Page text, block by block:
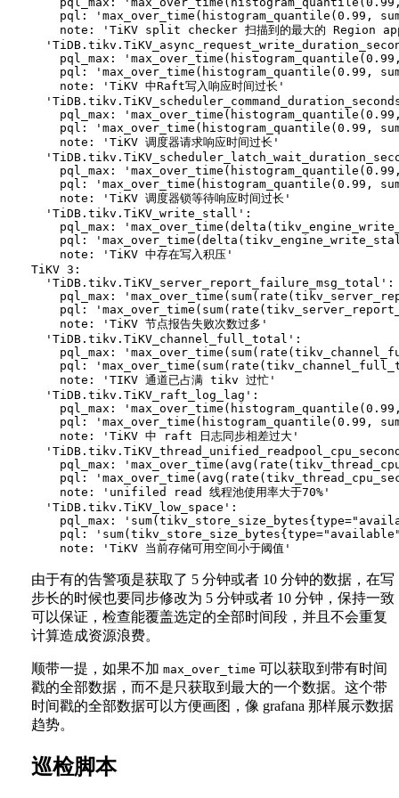
pql: 'max_over_time(histogram_quantile(0.99,
note: 'TiKV split checker 扫描到的最大的 Region
pql_max:
pql: 'max_over_time(histogram_quantile(0.99,
    note: 'TiKV 中Raft写入响应时间过长'
pql_max:
pql: 'max_over_time(histogram_quantile(0.99,
    note: 'TiKV 调度器请求响应时间过长'
pql_max:
pql: 'max_over_time(histogram_quantile(0.99,
    note: 'TiKV 调度器锁等待响应时间过长'
  'TiDB.tikv.TiKV_write_stall':
pql_max:
pql:
    note: 'TiKV 中存在写入积压'
TiKV 3:
  'TiDB.tikv.TiKV_server_report_failure_msg_total':
pql_max:
pql:
    note: 'TiKV 节点报告失败次数过多'
  'TiDB.tikv.TiKV_channel_full_total':
pql_max:
pql:
    note: 'TIKV 通道已占满 tikv 过忙'
  'TiDB.tikv.TiKV_raft_log_lag':
pql_max:
pql: 'max_over_time(histogram_quantile(0.99,
    note: 'TiKV 中 raft 日志同步相差过大'
pql_max:
pql:
    note: 'unifiled read 线程池使用率大于70%'
  'TiDB.tikv.TiKV_low_space':
pql_max:
pql:
由于有的告警项是获取了 5 分钟或者 10 分钟的数据，在写
步长的时候也要同步修改为 5 分钟或者 10 分钟，保持一致
可以保证，检查能覆盖选定的全部时间段，并且不会重复
计算造成资源浪费。
顺带一提，如果不加 max_over_time 可以获取到带有时间
戳的全部数据，而不是只获取到最大的一个数据。这个带
时间戳的全部数据可以方便画图，像 grafana 那样展示数据
趋势。
巡检脚本